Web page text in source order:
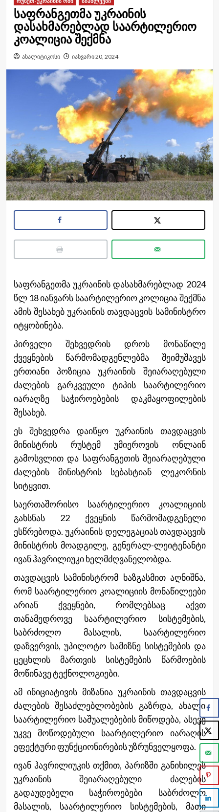
საფრანგეთმა უკრაინის
დასახმარებლად საარტილერიო
კოალიცია შექმნა
ანალიტიკოსი იანვარი 20, 2024
საფრანგეთმა უკრაინის დასახმარებლად 2024
წლ 18 იანვარს საარტილერიო კოლიცია შექმნა
ამის შესახებ უკრაინის თავდაცვის სამინისტრო
იტყობინება.
პირველი შეხვედრის დროს მონაწილე
ქვეყნების წარმომადგენლებმა შეიმუშავეს
ერთიანი პოზიცია უკრაინის შეიარაღებული
ძალების გარკვეული ტიპის საარტილერიო
იარაღზე საჭიროებების დაკმაყოფილების
შესახებ.
ეს შეხვედრა დაიწყო უკრაინის თავდაცვის
მინისტრის რუსტემ უმიეროვის ონლაინ
გამოსვლით და საფრანგეთის შეიარაღებული
ძალების მინისტრის სებასტიან ლეკორნის
სიტყვით.
საერთაშორისო საარტილერიო კოალიციის
გახსნას 22 ქვეყნის წარმომადგენელი
ესწრებოდა. უკრაინის დელეგაციას თავდაცვის
მინისტრის მოადგილე, გენერალ-ლეიტენანტი
ივან ჰავრილიუკი ხელმძღვანელობდა.
თავდაცვის სამინისტრომ ხაზგასმით აღნიშნა,
რომ საარტილერიო კოალიციის მონაწილეები
არიან ქვეყნები, რომლებსაც აქვთ
თანამედროვე საარტილერიო სისტემების,
საბრძოლო მასალის, საარტილერიო
დაზვერვის, უპილოტო სამიზნე სისტემების და
ცეცხლის მართვის სისტემების წარმოების
მოწინავე ტექნოლოგიები.
ამ ინიციატივის მიზანია უკრაინის თავდაცვის
ძალების შესაძლებლობების გაზრდა, ახალი
საარტილერიო საშუალებების მიწოდება, ასევე
უკვე მოწოდებული საარტილერიო იარაღის
ეფექტური ფუნქციონირების უზრუნველყოფა.
ივან ჰავრილიუკის თქმით, პარიზში განიხილეს
უკრაინის შეიარაღებული ძალების
გადაუდებელი საჭიროებები საბრძოლო
მასალის, საარტილერიო სისტემების, მათი